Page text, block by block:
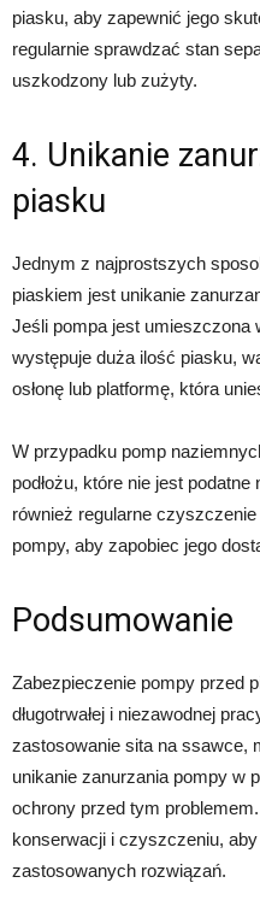
piasku, aby zapewnić jego
regularnie sprawdzać stan
uszkodzony lub zużyty.
4. Unikanie
piasku
Jednym z najprostszych
piaskiem jest unikanie
Jeśli pompa jest umieszczona
występuje duża ilość piasku,
osłonę lub platformę, która
W przypadku pomp
podłożu, które nie jest
również regularne
pompy, aby zapobiec jego
Podsumowanie
Zabezpieczenie pompy przed
długotrwałej i niezawodnej
zastosowanie sita na ssawce,
unikanie zanurzania pompy w
ochrony przed tym
konserwacji i czyszczeniu,
zastosowanych rozwiązań.